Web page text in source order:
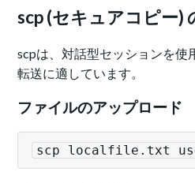
scp (セキュアコピー)
scpは、対話型セッションを使
転送に適しています。
ファイルのアップロード
scp localfile.txt